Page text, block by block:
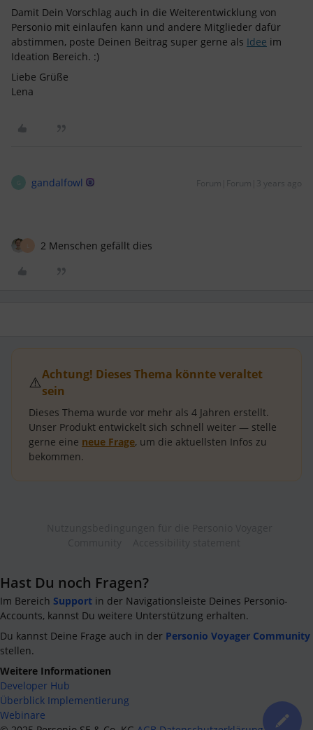
Damit Dein Vorschlag auch in die Weiterentwicklung von
Personio mit einlaufen kann und andere Mitglieder dafür
abstimmen, poste Deinen Beitrag super gerne als Idee im
Ideation Bereich. :)
Liebe Grüße
Lena
gandalfowl Forum|Forum|3 years ago
2 Menschen gefällt dies
⚠️Achtung! Dieses Thema könnte veraltet
sein
Dieses Thema wurde vor mehr als 4 Jahren erstellt.
Unser Produkt entwickelt sich schnell weiter — stelle
gerne eine neue Frage, um die aktuellsten Infos zu
bekommen.
Hast Du noch Fragen?
Im Bereich Support in der Navigationsleiste Deines Personio-
Accounts, kannst Du weitere Unterstützung erhalten.
Du kannst Deine Frage auch in der Personio Voyager Community
stellen.
Weitere Informationen
Developer Hub
Überblick Implementierung
Webinare